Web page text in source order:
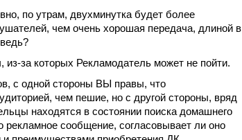
по утрам, двухминутка будет более
чем очень хорошая передача, длиной в
за которых Рекламодатель может не пойти.
с одной стороны ВЫ правы, что
чем пешие, но с другой стороны, вряд
находятся в состоянии поиска домашнего
сообщение, согласовывает ли оно